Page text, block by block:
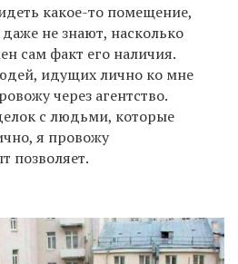
какое-то помещение,
не знают, насколько
сам факт его наличия.
идущих лично ко мне
через агентство.
с людьми, которые
я провожу
позволяет.